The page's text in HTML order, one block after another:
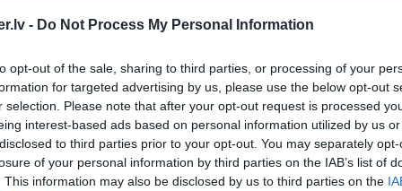
- Do Not Process My Personal Information
opt-out of the sale, sharing to third parties, or processing of your
for targeted advertising by us, please use the below opt-out
selection. Please note that after your opt-out request is processed
interest-based ads based on personal information utilized by us
to third parties prior to your opt-out. You may separately
of your personal information by third parties on the IAB’s list of
This information may also be disclosed by us to third parties on the
29. Oct 2008, 14:29